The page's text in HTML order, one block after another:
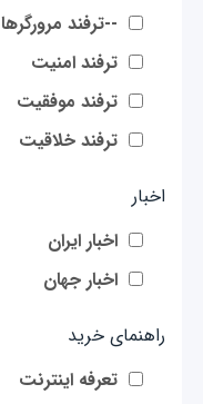
--ترفند مرورگرها
ترفند امنیت
ترفند موفقیت
ترفند خلاقیت
اخبار
اخبار ایران
اخبار جهان
راهنمای خرید
تعرفه اینترنت